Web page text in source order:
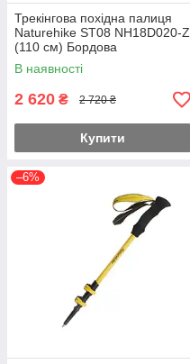
Трекінгова похідна палиця
Naturehike ST08 NH18D020-Z
(110 см) Бордова
В наявності
2 620 ₴ 2 720 ₴
Купити
–6%